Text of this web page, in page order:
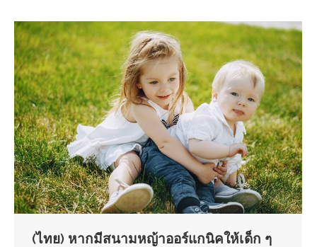
(ไทย) หากมีสนามหญ้าออร์แกนิคให้เด็ก ๆ